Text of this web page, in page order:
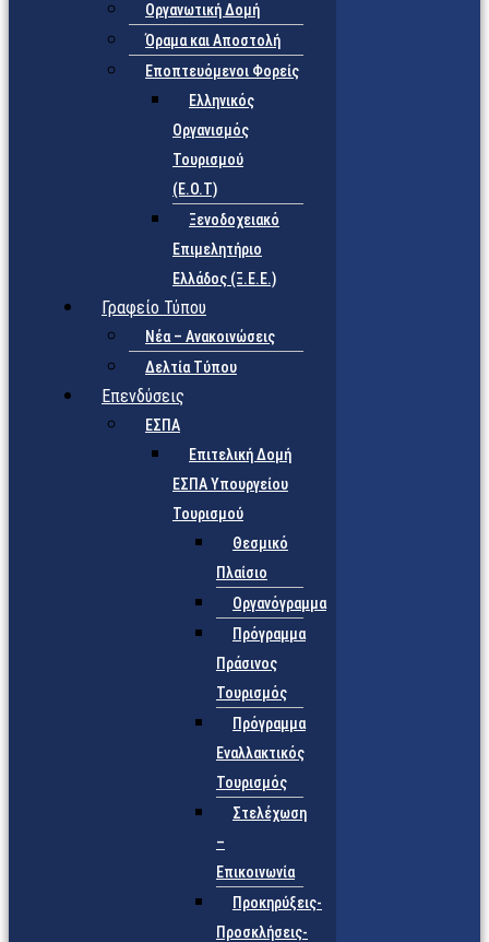
Οργανωτική Δομή
Όραμα και Αποστολή
Εποπτευόμενοι Φορείς
Eλληνικός
Οργανισμός
Τουρισμού
(Ε.Ο.Τ)
Ξενοδοχειακό
Επιμελητήριο
Ελλάδος (Ξ.Ε.Ε.)
Γραφείο Τύπου
Νέα – Ανακοινώσεις
Δελτία Τύπου
Επενδύσεις
ΕΣΠΑ
Επιτελική Δομή
ΕΣΠΑ Υπουργείου
Τουρισμού
Θεσμικό
Πλαίσιο
Οργανόγραμμα
Πρόγραμμα
Πράσινος
Τουρισμός
Πρόγραμμα
Εναλλακτικός
Τουρισμός
Στελέχωση
–
Επικοινωνία
Προκηρύξεις-
Προσκλήσεις-